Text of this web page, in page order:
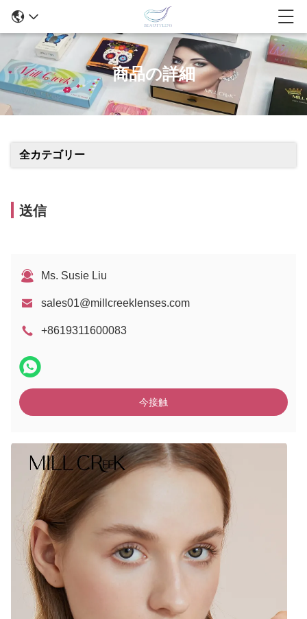
商品の詳細
全カテゴリー
送信
Ms. Susie Liu
sales01@millcreeklenses.com
+8619311600083
今接触